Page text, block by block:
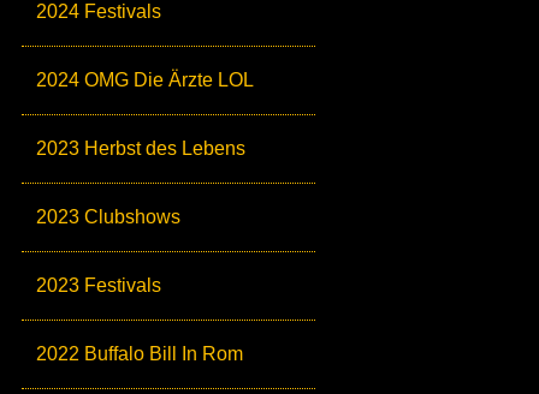
2024 Festivals
2024 OMG Die Ärzte LOL
2023 Herbst des Lebens
2023 Clubshows
2023 Festivals
2022 Buffalo Bill In Rom